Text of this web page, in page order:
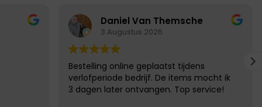
Daniel Van Themsche
3 Augustus 2026
Bestelling online geplaatst tijdens
verlofperiode bedrijf. De items mocht ik
3 dagen later ontvangen. Top service!